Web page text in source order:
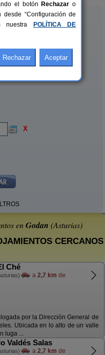
X
enGodan (Asturias)
CERCANOS
Ché
a 2,7 km de
por la Dirección General de
Ubicada en lo alto de un valle
luga ...
Valdés Salas
a 2,7 km de
el botón Rechazar o
desde “Configuración de
nuestra
POLÍTICA DE